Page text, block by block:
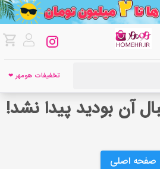
تخفیفات هومهر ❤
آن بودید پیدا نشد!
صفحه اصلی